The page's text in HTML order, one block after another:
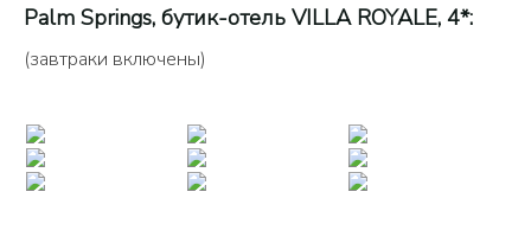
Palm Springs, бутик-отель VILLA ROYALE, 4*:
(завтраки включены)